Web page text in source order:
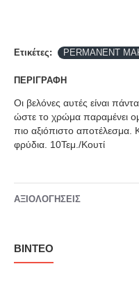
Ετικέτες: PERMANENT
ΠΕΡΙΓΡΑΦΉ
Οι βελόνες αυτές είναι
ώστε το χρώμα παραμένει
πιο αξιόπιστο αποτέλεσμα.
φρύδια. 10Τεμ./Κουτί
ΑΞΙΟΛΟΓΉΣΕΙΣ
ΒΊΝΤΕΟ